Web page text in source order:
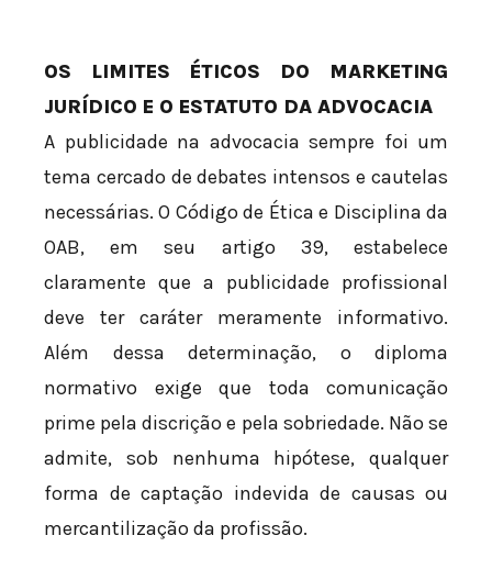
OS LIMITES ÉTICOS DO MARKETING
JURÍDICO E O ESTATUTO DA ADVOCACIA
A publicidade na advocacia sempre foi um
tema cercado de debates intensos e cautelas
necessárias. O Código de Ética e Disciplina da
OAB, em seu artigo 39, estabelece
claramente que a publicidade profissional
deve ter caráter meramente informativo.
Além dessa determinação, o diploma
normativo exige que toda comunicação
prime pela discrição e pela sobriedade. Não se
admite, sob nenhuma hipótese, qualquer
forma de captação indevida de causas ou
mercantilização da profissão.